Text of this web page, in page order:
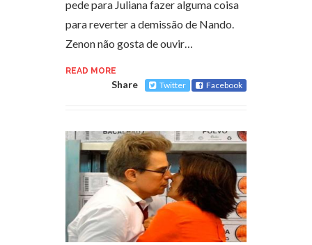
pede para Juliana fazer alguma coisa
para reverter a demissão de Nando.
Zenon não gosta de ouvir…
READ MORE
Share Twitter Facebook